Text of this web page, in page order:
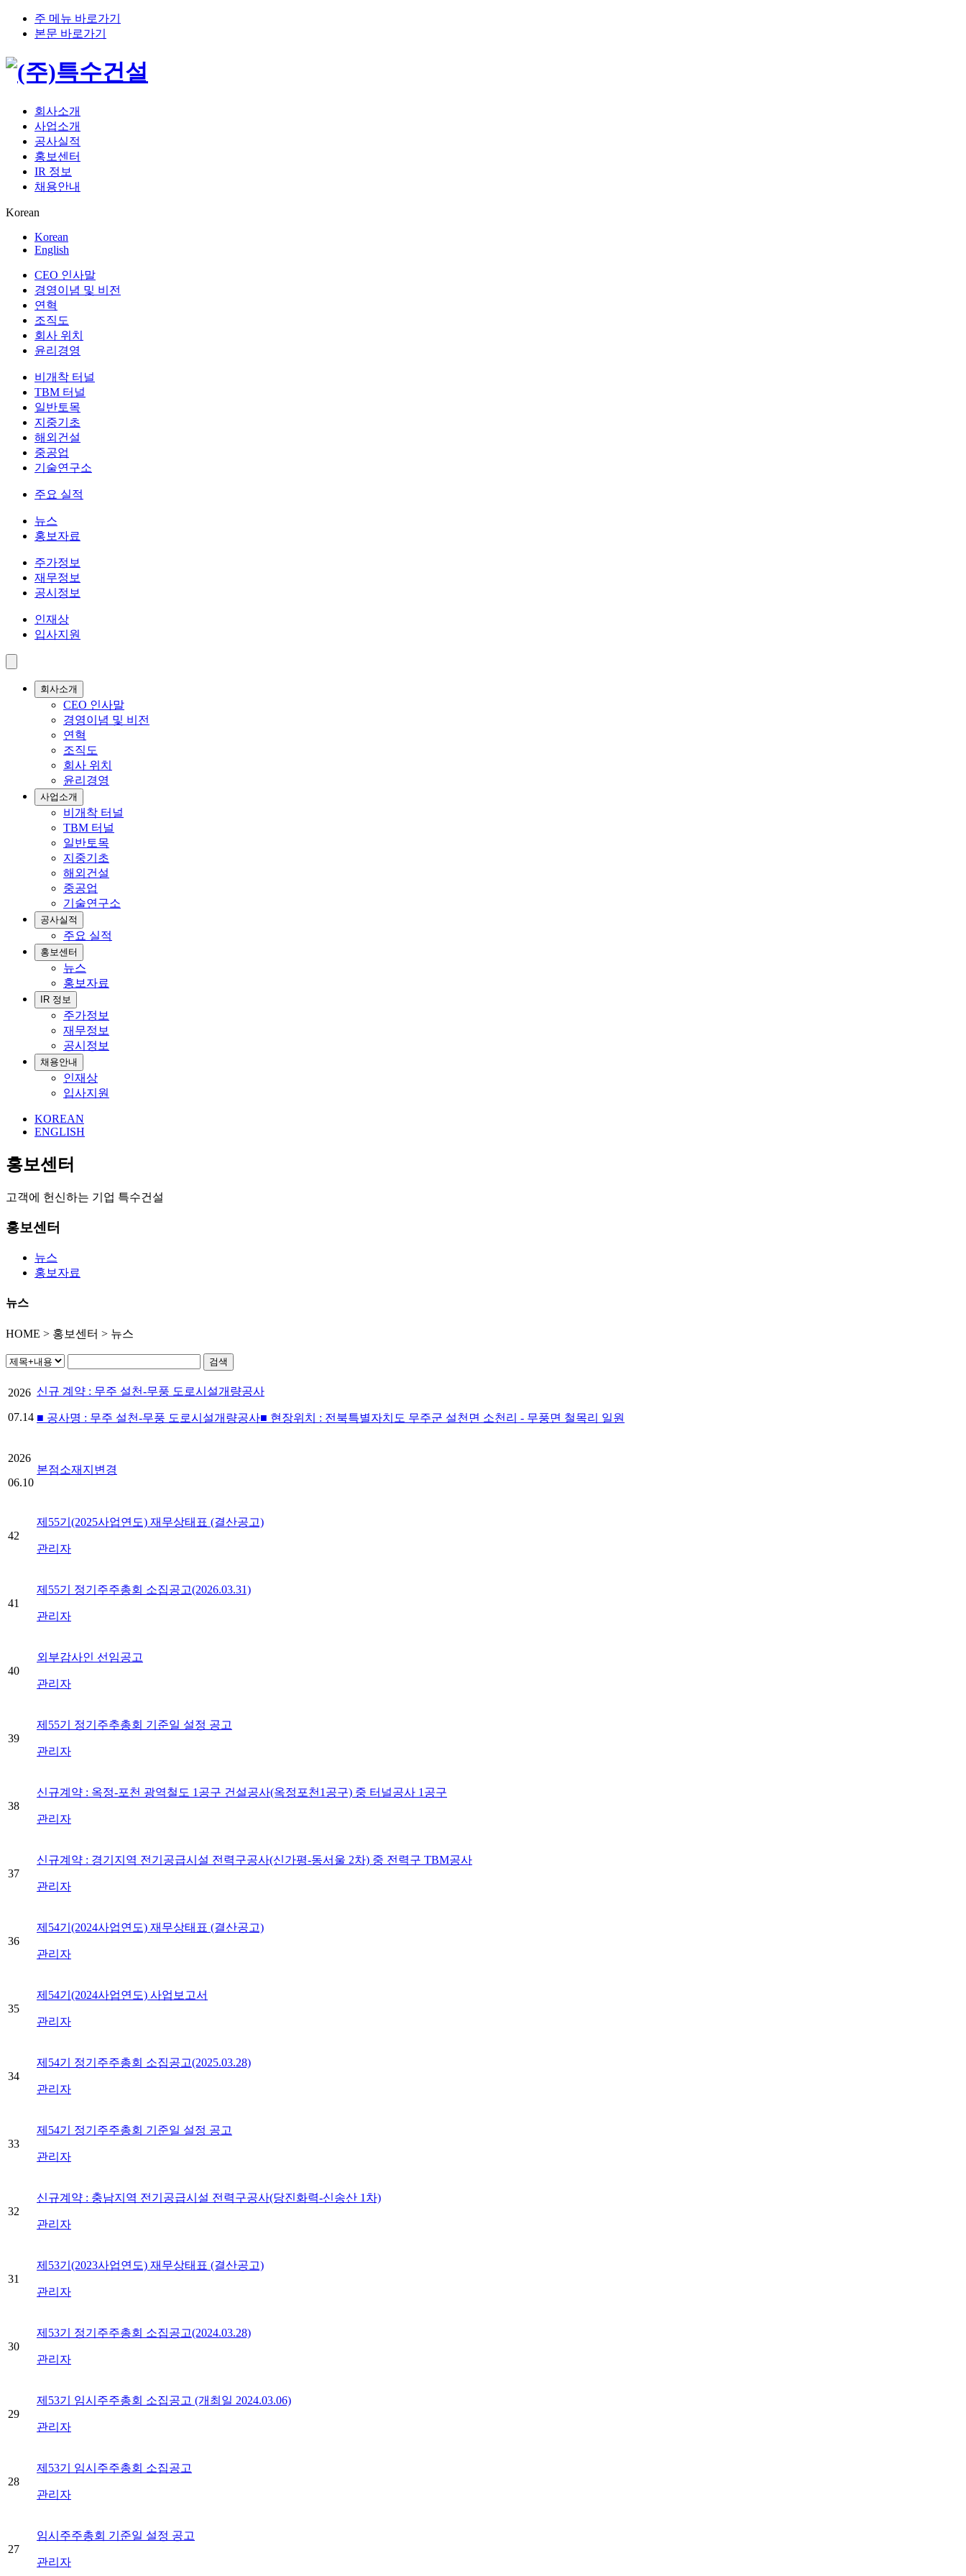
주 메뉴 바로가기
본문 바로가기
회사소개
사업소개
공사실적
홍보센터
IR 정보
채용안내
Korean
Korean
English
CEO 인사말
경영이념 및 비전
연혁
조직도
회사 위치
윤리경영
비개착 터널
TBM 터널
일반토목
지중기초
해외건설
중공업
기술연구소
주요 실적
뉴스
홍보자료
주가정보
재무정보
공시정보
인재상
입사지원
회사소개
CEO 인사말
경영이념 및 비전
연혁
조직도
회사 위치
윤리경영
사업소개
비개착 터널
TBM 터널
일반토목
지중기초
해외건설
중공업
기술연구소
공사실적
주요 실적
홍보센터
뉴스
홍보자료
IR 정보
주가정보
재무정보
공시정보
채용안내
인재상
입사지원
KOREAN
ENGLISH
홍보센터
고객에 헌신하는 기업 특수건설
홍보센터
뉴스
홍보자료
뉴스
HOME > 홍보센터 > 뉴스
검색
2026
07.14
신규 계약 : 무주 설천-무풍 도로시설개량공사
■ 공사명 : 무주 설천-무풍 도로시설개량공사■ 현장위치 : 전북특별자치도 무주군 설천면 소천리 - 무풍면 철목리 일원
2026
06.10
본점소재지변경
42
제55기(2025사업연도) 재무상태표 (결산공고)
관리자
41
제55기 정기주주총회 소집공고(2026.03.31)
관리자
40
외부감사인 선임공고
관리자
39
제55기 정기주추총회 기준일 설정 공고
관리자
38
신규계약 : 옥정-포천 광역철도 1공구 건설공사(옥정포천1공구) 중 터널공사 1공구
관리자
37
신규계약 : 경기지역 전기공급시설 전력구공사(신가평-동서울 2차) 중 전력구 TBM공사
관리자
36
제54기(2024사업연도) 재무상태표 (결산공고)
관리자
35
제54기(2024사업연도) 사업보고서
관리자
34
제54기 정기주주총회 소집공고(2025.03.28)
관리자
33
제54기 정기주주총회 기준일 설정 공고
관리자
32
신규계약 : 충남지역 전기공급시설 전력구공사(당진화력-신송산 1차)
관리자
31
제53기(2023사업연도) 재무상태표 (결산공고)
관리자
30
제53기 정기주주총회 소집공고(2024.03.28)
관리자
29
제53기 임시주주총회 소집공고 (개최일 2024.03.06)
관리자
28
제53기 임시주주총회 소집공고
관리자
27
임시주주총회 기준일 설정 공고
관리자